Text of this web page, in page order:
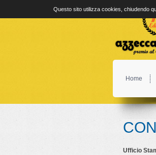
Home
Ufficio
Questo sito utilizza cookies, chiudendo